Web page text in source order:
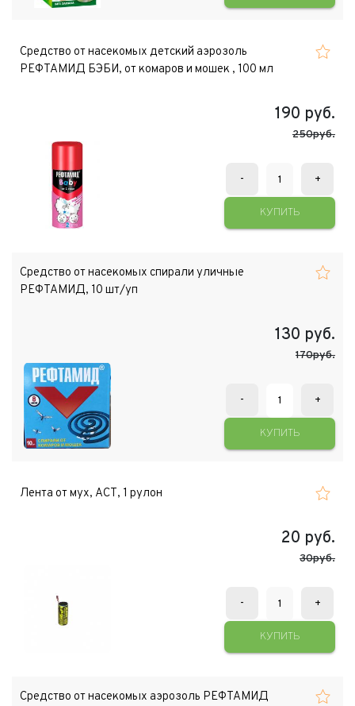
Средство от насекомых детский аэрозоль
РЕФТАМИД БЭБИ, от комаров и мошек , 100 мл
190 руб.
250руб.
- +
КУПИТЬ
Средство от насекомых спирали уличные
РЕФТАМИД, 10 шт/уп
130 руб.
170руб.
- +
КУПИТЬ
Лента от мух, АСТ, 1 рулон
20 руб.
30руб.
- +
КУПИТЬ
Средство от насекомых аэрозоль РЕФТАМИД